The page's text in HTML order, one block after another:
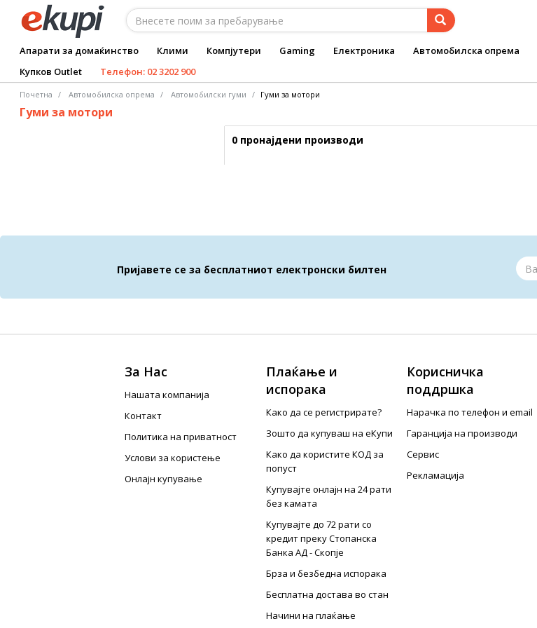
Апарати за домаќинство Клими Компјутери Gaming Електроника Автомобилска опрема
Купков Outlet
Телефон: 02 3202 900
Почетна Автомобилска опрема Aвтомобилски гуми Гуми за мотори
Гуми за мотори
0 пронајдени производи
Пријавете се за бесплатниот електронски билтен
За Нас
Нашата компанија
Контакт
Политика на приватност
Услови за користење
Онлајн купување
Плаќање и
испорака
Како да се регистрирате?
Зошто да купуваш на еКупи
Како да користите КОД за
попуст
Купувајте онлајн на 24 рати
без камата
Купувајте до 72 рати со
кредит преку Стопанска
Банка АД - Скопје
Брза и безбедна испорака
Бесплатна достава во стан
Начини на плаќање
Корисничка
поддршка
Нарачка по телефон и еmail
Гаранција на производи
Сервис
Рекламација